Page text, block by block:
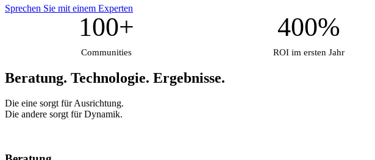
Sprechen Sie mit einem Experten
100+
Communities
400%
ROI im ersten Jahr
Beratung. Technologie. Ergebnisse.
Die eine sorgt für Ausrichtung.
Die andere sorgt für Dynamik.